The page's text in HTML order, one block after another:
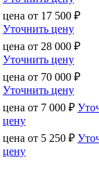
цена от 17 500 ₽
Уточнить цену
цена от 28 000 ₽
Уточнить цену
цена от 70 000 ₽
Уточнить цену
цена от 7 000 ₽
цену
цена от 5 250 ₽
цену